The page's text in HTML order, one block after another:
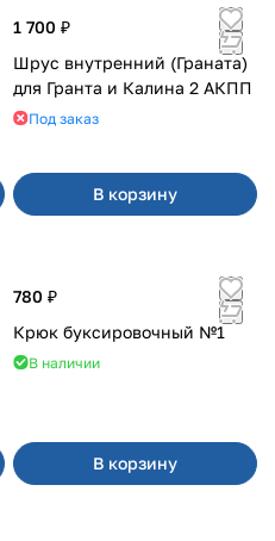
1 700 ₽
Шрус внутренний (Граната)
для Гранта и Калина 2 АКПП
Под заказ
В корзину
780 ₽
Крюк буксировочный №1
В наличии
В корзину